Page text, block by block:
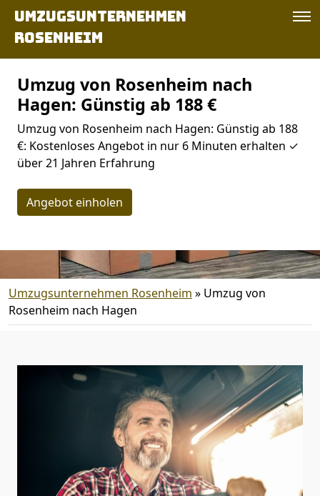
Umzugsunternehmen
Rosenheim
Umzug von Rosenheim nach
Hagen: Günstig ab 188 €
Umzug von Rosenheim nach Hagen: Günstig ab 188
€: Kostenloses Angebot in nur 6 Minuten erhalten ✓
über 21 Jahren Erfahrung
Angebot einholen
Umzugsunternehmen Rosenheim » Umzug von
Rosenheim nach Hagen